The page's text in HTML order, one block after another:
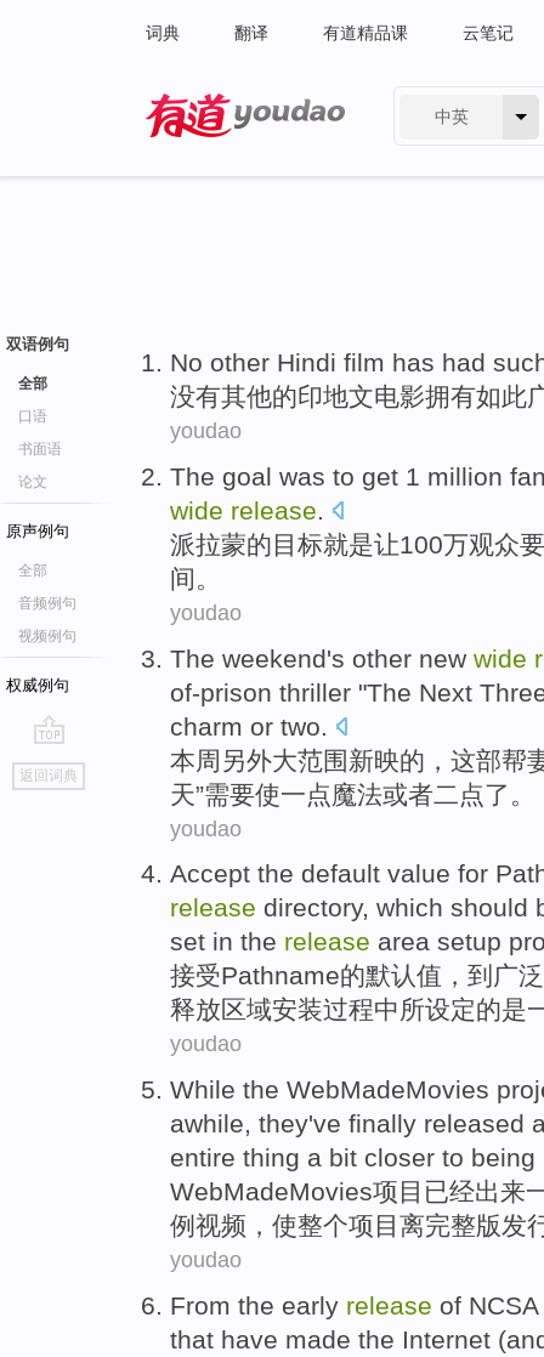
词典 翻译 有道精品课 云笔记
中英
双语例句
全部
口语
书面语
论文
原声例句
全部
音频例句
视频例句
权威例句
go
top
返回词典
No other Hindi film has had
没有其他的印地文电影拥有如此
youdao
The goal was to get 1 million
wide release.
派拉蒙的目标就是让100万观众
间。
youdao
The weekend's other new wide
of-prison thriller "The Next
charm or two
本周 另外大范围新映的， 这部帮
天”需要使一点魔法或者二点了。
youdao
Accept the default value for
release directory, which should
set in the release area setup
接受Pathname的默认值 ， 到 广
释放区域安装过程中所设定的是
youdao
While the WebMadeMovies
awhile, they've finally released
entire thing a bit closer to
WebMadeMovies项目 已经出来
例 视频 ， 使整个项目离完整版发
youdao
From the early release of
that have made the Internet